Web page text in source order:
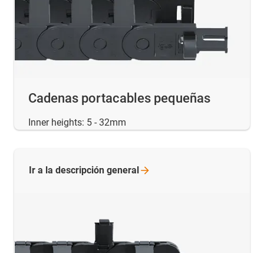
Cadenas portacables pequeñas
Inner heights: 5 - 32mm
Ir a la descripción general